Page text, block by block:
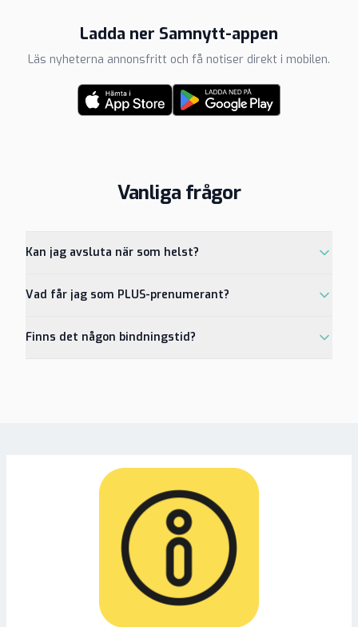
Ladda ner Samnytt-appen
Läs nyheterna annonsfritt och få notiser direkt i mobilen.
Vanliga frågor
Kan jag avsluta när som helst?
Vad får jag som PLUS-prenumerant?
Finns det någon bindningstid?